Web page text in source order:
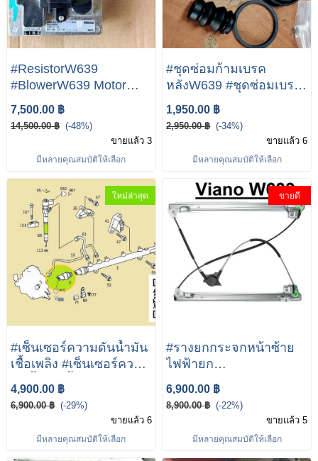
#ResistorW639
#BlowerW639 Motor
Resistor Module for
Mercedes Viano Vito
W639
7,500.00 ฿
14,500.00 ฿ (-48%)
ขายแล้ว 3
มีหลายคุณสมบัติให้เลือก
#ชุดซ่อมก้ามเบรค
หลังW639 #ชุดซ่อมเบรค
หลังW639 Mercedez
benz vito W639
1,950.00 ฿
2,950.00 ฿ (-34%)
ขายแล้ว 6
มีหลายคุณสมบัติให้เลือก
ใหม่ล่าสุด
#เซ็นเซอร์ความดันน้ำมัน
เชื้อเพลิง #เซ็นเซอร์ความ
ดันน้ำมันเชื้อเพลิงVito639
High Fuel Rail Pressure
Sensor W639 W169
4,900.00 ฿
6,900.00 ฿ (-29%)
ขายแล้ว 6
มีหลายคุณสมบัติให้เลือก
ขายดี
#รางยกกระจกหน้าซ้าย
ไฟฟ้ายก
สำหรับMercedes-Benz
Vitoรางยกกระจก Viano
W639 6397200046
6,900.00 ฿
8,900.00 ฿ (-22%)
ขายแล้ว 5
มีหลายคุณสมบัติให้เลือก